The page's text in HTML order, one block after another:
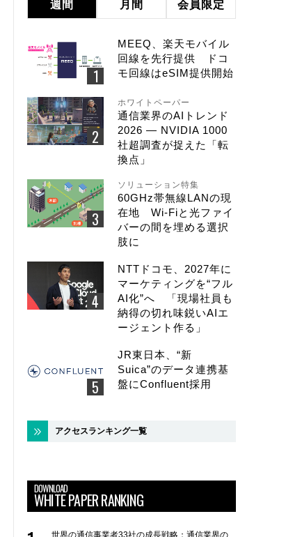
週間 月間 会員限定
MEEQ、楽天モバイル
回線を先行提供 ドコ
モ回線はeSIM提供開始
ホワイトペーパー
通信業界のAIトレンド
2026 ― NVIDIA 1000
社超調査が捉えた「転
換点」
ソリューション特集
60GHz帯無線LANの現
在地 Wi-Fiと光ファイ
バーの間を埋める選択
肢に
NTTドコモ、2027年に
マーケティングを“フル
AI化”へ 「現場社員も
納得の切れ味鋭いAIエ
ージェント作る」
JR東日本、“新
Suica”のデータ連携基
盤にConfluent採用
アクセスランキング一覧
DOWNLOAD
WHITE PAPER RANKING
世界の通信事業者33社の成長戦略：通信業界の